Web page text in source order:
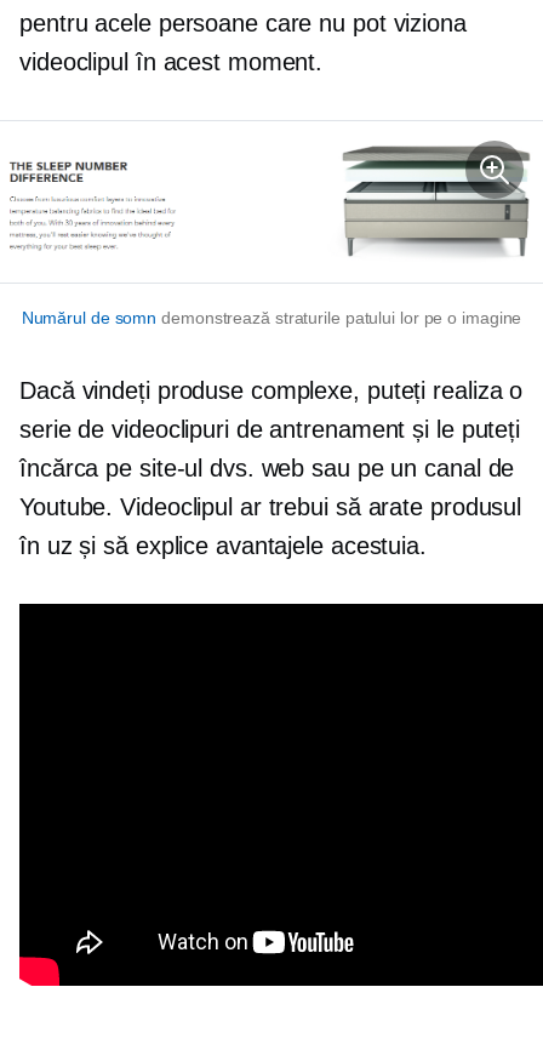
pentru acele persoane care nu pot viziona
videoclipul în acest moment.
Numărul de somn demonstrează straturile patului lor pe o imagine
Dacă vindeți produse complexe, puteți realiza o
serie de videoclipuri de antrenament și le puteți
încărca pe site-ul dvs. web sau pe un canal de
Youtube. Videoclipul ar trebui să arate produsul
în uz și să explice avantajele acestuia.